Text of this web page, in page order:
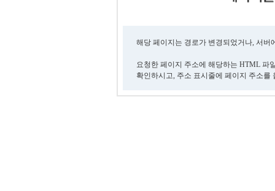
해당 페이지는 경로가 변경되었거나, 서
요청한 페이지 주소에 해당하는 HTML 파
확인하시고, 주소 표시줄에 페이지 주소